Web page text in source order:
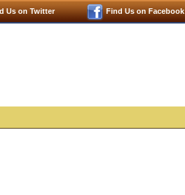
Find Us on Facebook
Us on Twitter